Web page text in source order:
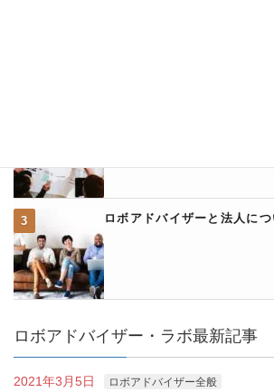
ロボアドバイザーと法人につ
ロボアドバイザー・ラボ最新記事
2021年3月5日 ロボアドバイザー全般